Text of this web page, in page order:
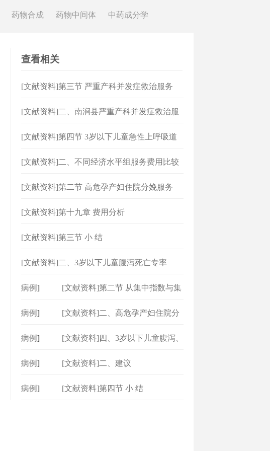
药物合成 药物中间体 中药成分学
查看相关
[文献资料]第三节 严重产科并发症救治服务
[文献资料]二、南涧县严重产科并发症救治服
[文献资料]第四节 3岁以下儿童急性上呼吸道
[文献资料]二、不同经济水平组服务费用比较
[文献资料]第二节 高危孕产妇住院分娩服务
[文献资料]第十九章 费用分析
[文献资料]第三节 小 结
[文献资料]二、3岁以下儿童腹泻死亡专率
病例] [文献资料]第二节 从集中指数与集
病例]
[文献资料]二、高危孕产妇住院分
病例] [文献资料]四、3岁以下儿童腹泻、
病例] [文献资料]二、建议
病例] [文献资料]第四节 小 结